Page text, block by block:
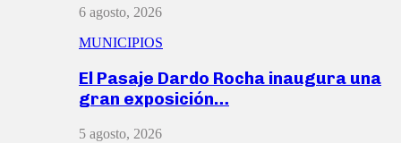
6 agosto, 2026
MUNICIPIOS
El Pasaje Dardo Rocha inaugura una
gran exposición…
5 agosto, 2026